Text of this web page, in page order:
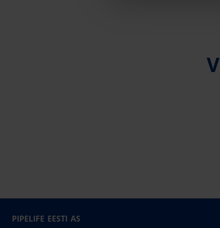
PIPELIFE EESTI AS